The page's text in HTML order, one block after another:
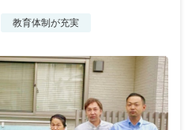
教育体制が充実